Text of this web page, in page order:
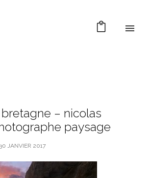
– nicolas
paysage
30 JANVIER 2017